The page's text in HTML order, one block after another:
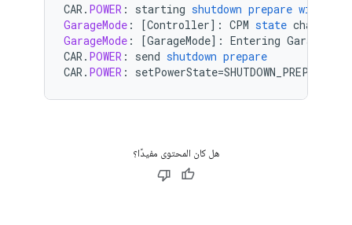
CAR . POWER : starting shutdown prepare without
GarageMode : [Controller] : CPM state changed
GarageMode : [GarageMode] : Entering GarageMode
CAR . POWER : send shutdown prepare
CAR . POWER : setPowerState=SHUTDOWN_PREPARE
هل كان المحتوى مفيدًا؟